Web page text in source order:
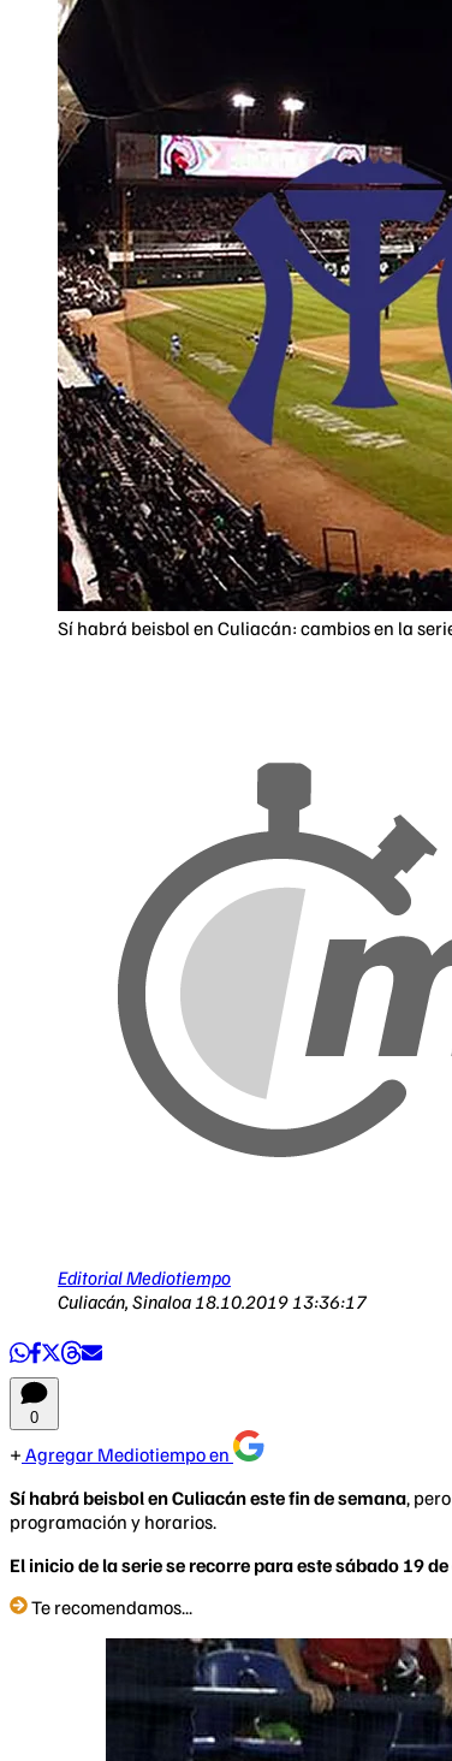
Sí habrá beisbol en Culiacán: cambios en la
Editorial Mediotiempo
Culiacán, Sinaloa 18.10.2019 13:36:17
0
Agregar Mediotiempo en
Sí habrá beisbol en Culiacán este fin de semana,
programación y horarios.
El inicio de la serie se recorre para este sábado 19
Te recomendamos...